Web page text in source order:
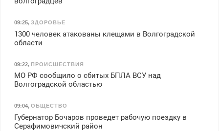
09:25, ЗДОРОВЬЕ
1300 человек атакованы клещами в Волгоградской
области
09:22, ПРОИСШЕСТВИЯ
МО РФ сообщило о сбитых БПЛА ВСУ над
Волгоградской областью
09:04, ОБЩЕСТВО
Губернатор Бочаров проведет рабочую поездку в
Серафимовичский район